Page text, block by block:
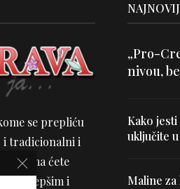
se prepliću
i tradicionalni i
nama ćete
lepšim i
„Pro-
nivou,
Kako
uključite
Maline za